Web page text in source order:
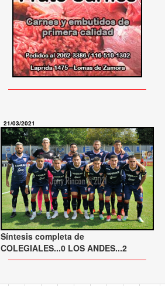
21/03/2021
Síntesis completa de
COLEGIALES...0 LOS ANDES...2